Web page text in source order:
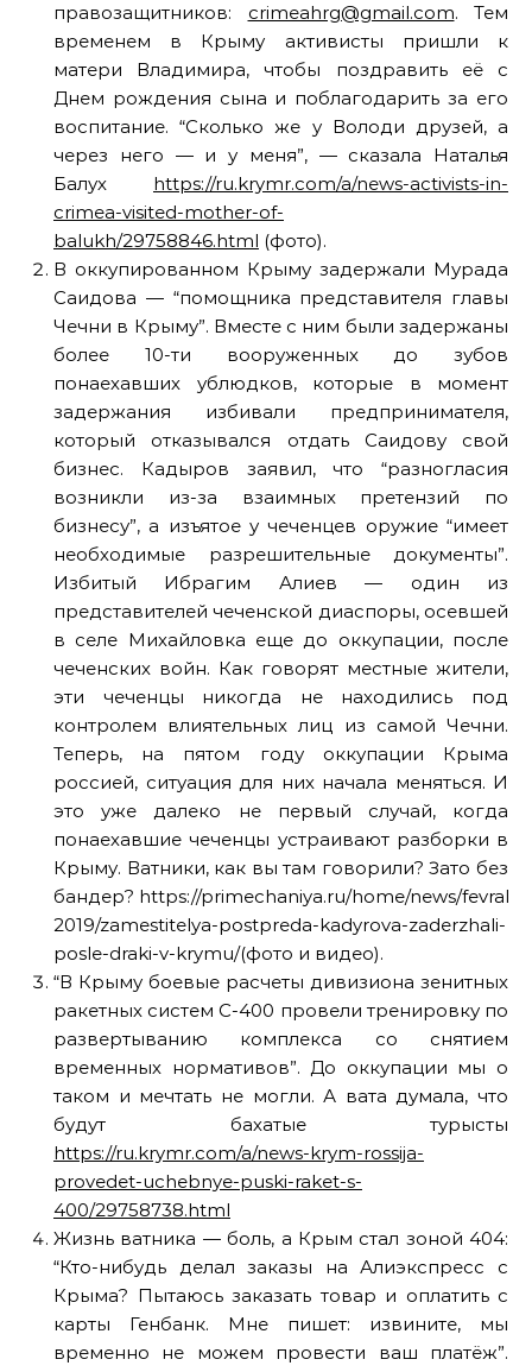
правозащитников: crimeahrg@gmail.com. Тем
временем в Крыму активисты пришли к
матери Владимира, чтобы поздравить её с
Днем рождения сына и поблагодарить за его
воспитание. “Сколько же у Володи друзей, а
через него — и у меня”, — сказала Наталья
Балух https://ru.krymr.com/a/news-activists-in-
crimea-visited-mother-of-
balukh/29758846.html (фото).
В оккупированном Крыму задержали Мурада
Саидова — “помощника представителя главы
Чечни в Крыму”. Вместе с ним были задержаны
более 10-ти вооруженных до зубов
понаехавших ублюдков, которые в момент
задержания избивали предпринимателя,
который отказывался отдать Саидову свой
бизнес. Кадыров заявил, что “разногласия
возникли из-за взаимных претензий по
бизнесу”, а изъятое у чеченцев оружие “имеет
необходимые разрешительные документы”.
Избитый Ибрагим Алиев — один из
представителей чеченской диаспоры, осевшей
в селе Михайловка еще до оккупации, после
чеченских войн. Как говорят местные жители,
эти чеченцы никогда не находились под
контролем влиятельных лиц из самой Чечни.
Теперь, на пятом году оккупации Крыма
россией, ситуация для них начала меняться. И
это уже далеко не первый случай, когда
понаехавшие чеченцы устраивают разборки в
Крыму. Ватники, как вы там говорили? Зато без
бандер? https://primechaniya.ru/home/news/fevral-
2019/zamestitelya-postpreda-kadyrova-zaderzhali-
posle-draki-v-krymu/(фото и видео).
“В Крыму боевые расчеты дивизиона зенитных
ракетных систем С-400 провели тренировку по
развертыванию комплекса со снятием
временных нормативов”. До оккупации мы о
таком и мечтать не могли. А вата думала, что
будут бахатые турысты
https://ru.krymr.com/a/news-krym-rossija-
provedet-uchebnye-puski-raket-s-
400/29758738.html
Жизнь ватника — боль, а Крым стал зоной 404:
“Кто-нибудь делал заказы на Алиэкспресс с
Крыма? Пытаюсь заказать товар и оплатить с
карты Генбанк. Мне пишет: извините, мы
временно не можем провести ваш платёж”.